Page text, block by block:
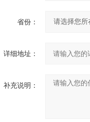
省份：
详细地址：
补充说明：